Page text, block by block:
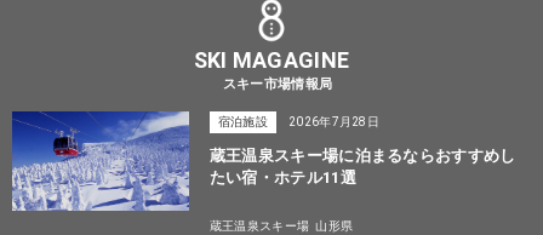
SKI MAGAGINE
スキー市場情報局
宿泊施設 2026年7月28日
蔵王温泉スキー場に泊まるならおすすめし
たい宿・ホテル11選
蔵王温泉スキー場 山形県